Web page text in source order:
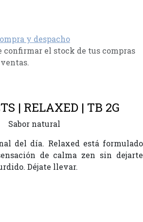
y despacho
confirmar el stock de tus compras
| RELAXED | TB 2G
Sabor natural
del día. Relaxed está formulado
de calma zen sin dejarte
Déjate llevar.